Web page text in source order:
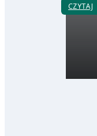
CZYTAJ